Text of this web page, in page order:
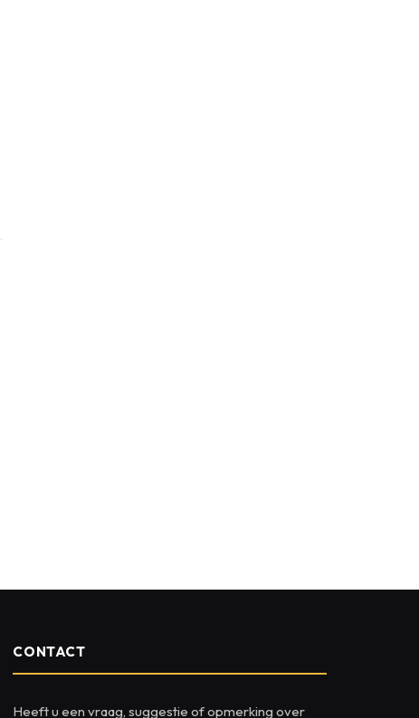
CONTACT
Heeft u een vraag, suggestie of opmerking over